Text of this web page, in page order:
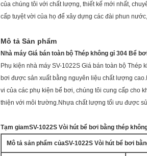
của chúng tôi với chất lượng, thiết kế mới nhất,
cấp tuyệt vời của họ để xây dựng các đài phun
Mô tả Sản phẩm
Nhà máy Giá bán toàn bộ Thép không gỉ 304 Bể
Phụ kiện nhà máy SV-1022S Giá bán toàn bộ
bơi được sản xuất bằng nguyên liệu chất lượng
vi của các phụ kiện bể bơi, chúng tôi cung cấp cho
thiện với môi trường.Nhựa chất lượng tối ưu được
Tạm giamSV-1022S Vòi hút bể bơi bằng thép
Mô tả sản phẩm củaSV-1022S Vòi hút bể bơi